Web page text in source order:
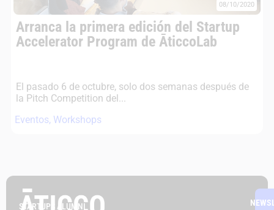
08/10/2020
Arranca la primera edición del Startup
Accelerator Program de ĀticcoLab
El pasado 6 de octubre, solo dos semanas después de
la Pitch Competition del...
Eventos, Workshops
STARTUPS ALUMNI